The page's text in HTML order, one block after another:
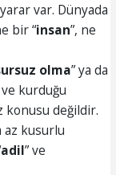
var. Dünyada
bir “insan”, ne
olma” ya da
kurduğu
konusu değildir.
az kusurlu
adil” ve